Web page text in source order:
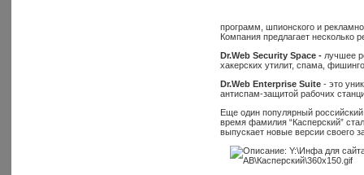
программ, шпионского и
Компания предлагает несколько
Dr.Web Security Space - лучшее
хакерских утилит, спама,
Dr.Web Enterprise Suite - это
антиспам-защитой рабочих
Еще один популярный
время фамилия “Касперский”
выпускает новые версии своего